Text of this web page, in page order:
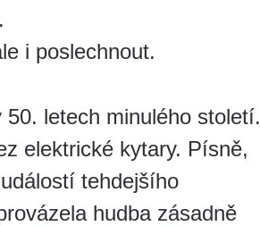
i poslechnout.
letech minulého století.
elektrické kytary. Písně,
tehdejšího
hudba zásadně